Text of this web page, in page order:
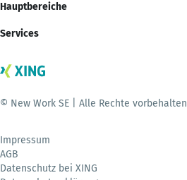
Hauptbereiche
Services
© New Work SE | Alle Rechte vorbehalten
Impressum
AGB
Datenschutz bei XING